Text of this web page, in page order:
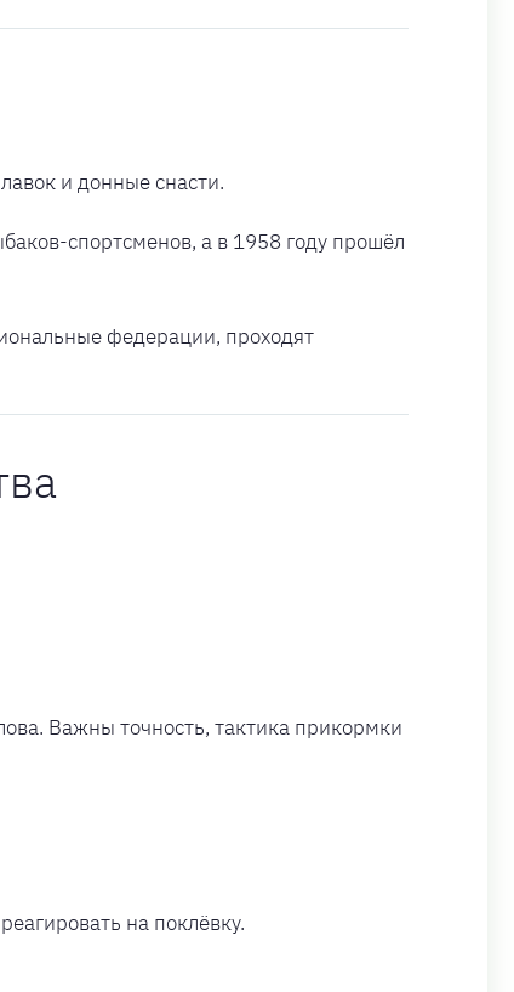
и донные снасти.
спортсменов, а в 1958 году прошёл
федерации, проходят
Важны точность, тактика прикормки
на поклёвку.